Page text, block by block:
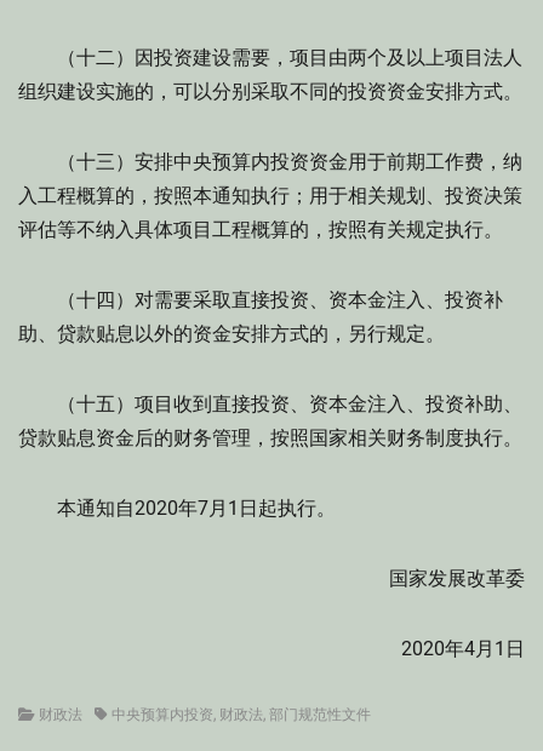
（十二）因投资建设需要，项目由两个及以上项目法人
组织建设实施的，可以分别采取不同的投资资金安排方式。
（十三）安排中央预算内投资资金用于前期工作费，纳
入工程概算的，按照本通知执行；用于相关规划、投资决策
评估等不纳入具体项目工程概算的，按照有关规定执行。
（十四）对需要采取直接投资、资本金注入、投资补
助、贷款贴息以外的资金安排方式的，另行规定。
（十五）项目收到直接投资、资本金注入、投资补助、
贷款贴息资金后的财务管理，按照国家相关财务制度执行。
本通知自2020年7月1日起执行。
国家发展改革委
2020年4月1日
Categories
财政法 Tags中央预算内投资, 财政法, 部门规范性文件